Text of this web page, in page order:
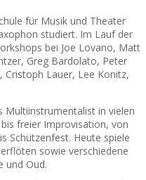
für Musik und Theater
studiert. Im Lauf der
bei Joe Lovano, Matt
Greg Bardolato, Peter
Cristoph Lauer, Lee Konitz,
Multiinstrumentalist in vielen
freier Improvisation, von
Schützenfest. Heute spiele
sowie verschiedene
und Oud.